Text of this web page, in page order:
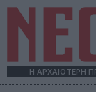
Η ΑΡΧΑΙΟΤΕΡΗ